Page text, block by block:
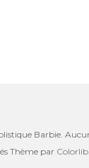
Barbie.
Thème par Colorlib